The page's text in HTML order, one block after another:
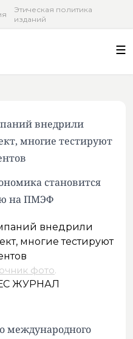
Этическая политика
изданий
внедрили
многие тестируют
становится
на ПМЭФ
фото.
ЖУРНАЛ
международного